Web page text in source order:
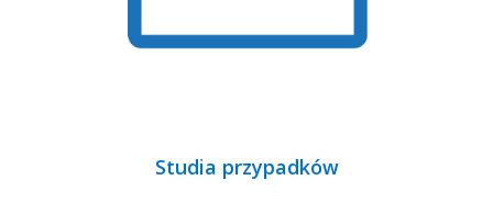
Studia przypadków